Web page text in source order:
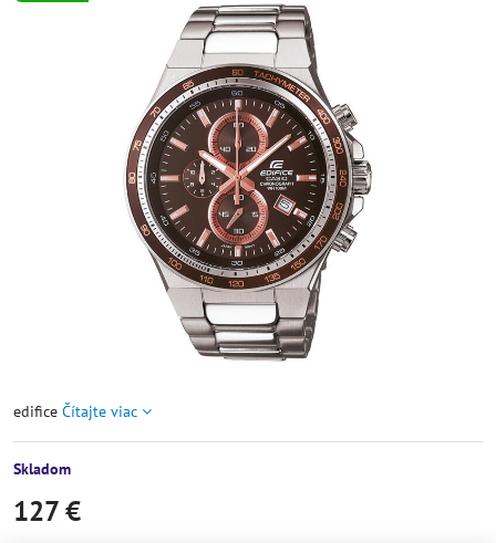
edifice Čítajte viac
Skladom
127 €